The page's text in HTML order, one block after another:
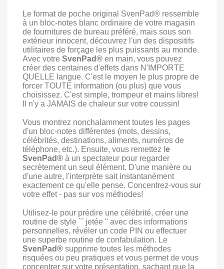
Le format de poche original SvenPad® ressemble
à un bloc-notes blanc ordinaire de votre magasin
de fournitures de bureau préféré, mais sous son
extérieur innocent, découvrez l'un des dispositifs
utilitaires de forçage les plus puissants au monde.
Avec votre SvenPad® en main, vous pouvez
créer des centaines d'effets dans N'IMPORTE
QUELLE langue. C'est le moyen le plus propre de
forcer TOUTE information (ou plus) que vous
choisissez. C'est simple, trompeur et mains libres!
Il n'y a JAMAIS de chaleur sur votre coussin!
Vous montrez nonchalamment toutes les pages
d'un bloc-notes différentes (mots, dessins,
célébrités, destinations, aliments, numéros de
téléphone, etc.). Ensuite, vous remettez l e
SvenPad® à un spectateur pour regarder
secrètement un seul élément. D'une manière ou
d'une autre, l'interprète sait instantanément
exactement ce qu'elle pense. Concentrez-vous sur
votre effet - pas sur vos méthodes!
Utilisez-le pour prédire une célébrité, créer une
routine de style `` jetée '' avec des informations
personnelles, révéler un code PIN ou effectuer
une superbe routine de confabulation. Le
SvenPad® supprime toutes les méthodes
risquées ou peu pratiques et vous permet de vous
concentrer sur votre présentation, sachant que la